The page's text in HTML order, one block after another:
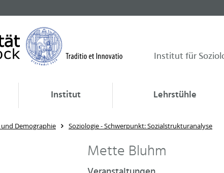
Institut für
Institut Lehrstühle
Demographie Soziologie - Schwerpunkt: Sozialstrukturanalyse
Mette Bluhm